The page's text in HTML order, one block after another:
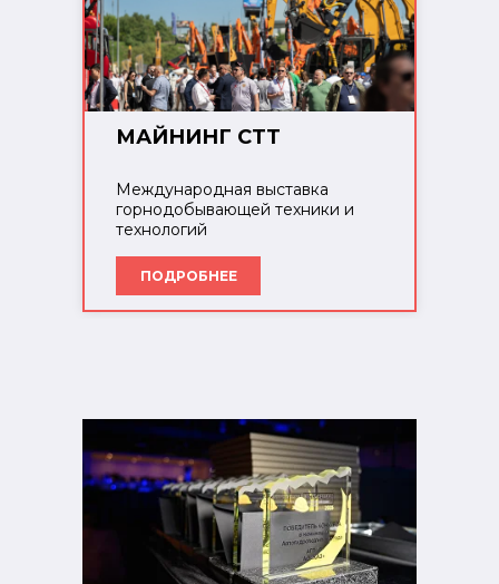
МАЙНИНГ СТТ
Международная выставка
горнодобывающей техники и
технологий
ПОДРОБНЕЕ